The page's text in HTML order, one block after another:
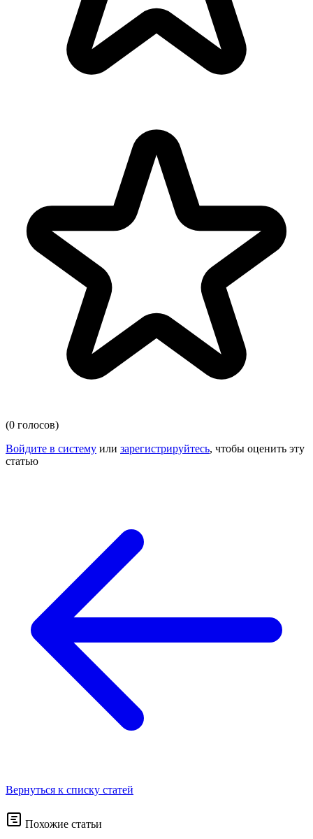
(0 голосов)
Войдите в систему или зарегистрируйтесь, чтобы оценить эту
статью
Вернуться к списку статей
Похожие статьи